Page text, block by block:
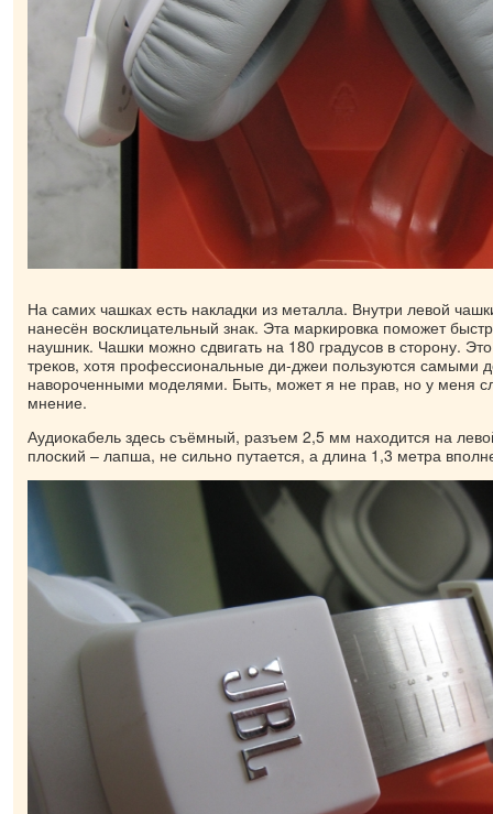
На самих чашках есть накладки из металла. Внутри левой
нанесён восклицательный знак. Эта маркировка поможет
наушник. Чашки можно сдвигать на 180 градусов в сторону.
треков, хотя профессиональные ди-джеи пользуются самыми
навороченными моделями. Быть, может я не прав, но у меня
мнение.
Аудиокабель здесь съёмный, разъем 2,5 мм находится на
плоский – лапша, не сильно путается, а длина 1,3 метра